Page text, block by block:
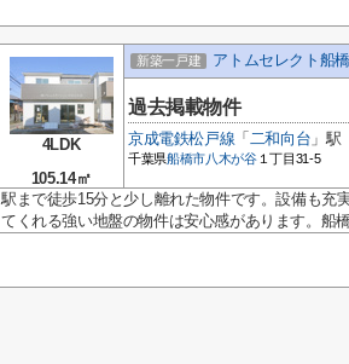
4LDK
105.14㎡
新築一戸建 アトムセレクト船
過去掲載物件
京成電鉄松戸線 「 二和向台 」駅
千葉県船橋市八木が谷１丁目31-5
駅まで徒歩15分と少し離れた物件です。設備も充
てくれる強い地盤の物件は安心感があります。船